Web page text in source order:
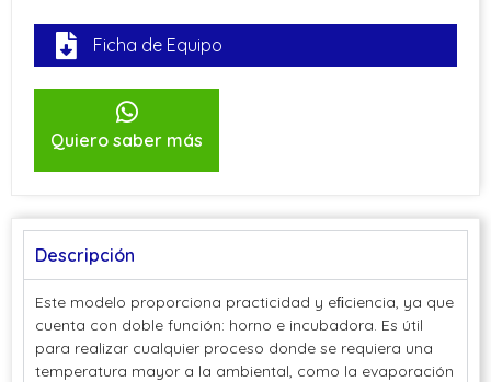
Ficha de Equipo
Quiero saber más
Descripción
Este modelo proporciona practicidad y eﬁciencia, ya que
cuenta con doble función: horno e incubadora. Es útil
para realizar cualquier proceso donde se requiera una
temperatura mayor a la ambiental, como la evaporación